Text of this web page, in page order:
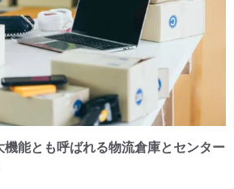
能とも呼ばれる物流倉庫とセンター